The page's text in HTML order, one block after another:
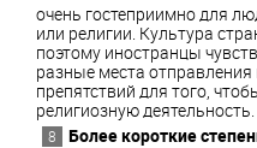
очень гостеприимно для
или религии. Культура
поэтому иностранцы
разные места отправления
препятствий для того,
религиозную деятельность.
Более короткие